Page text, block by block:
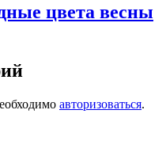
цвета весны
авторизоваться.